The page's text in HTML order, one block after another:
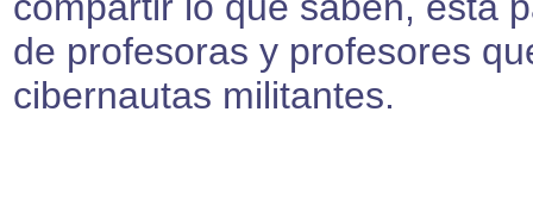
de profesoras y profesores
cibernautas militantes.